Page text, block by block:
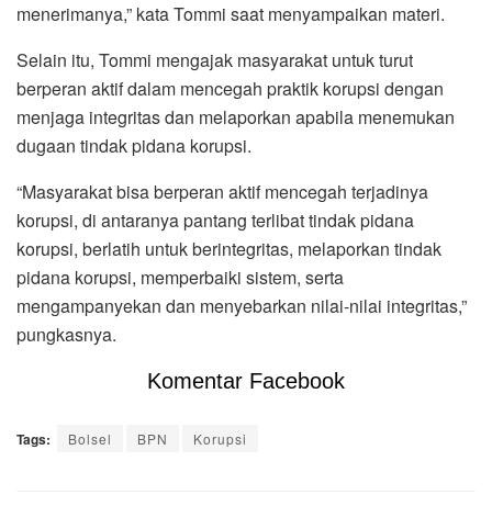
menerimanya,” kata Tommi saat menyampaikan materi.
Selain itu, Tommi mengajak masyarakat untuk turut
berperan aktif dalam mencegah praktik korupsi dengan
menjaga integritas dan melaporkan apabila menemukan
dugaan tindak pidana korupsi.
“Masyarakat bisa berperan aktif mencegah terjadinya
korupsi, di antaranya pantang terlibat tindak pidana
korupsi, berlatih untuk berintegritas, melaporkan tindak
pidana korupsi, memperbaiki sistem, serta
mengampanyekan dan menyebarkan nilai-nilai integritas,”
pungkasnya.
Komentar Facebook
Tags: Bolsel BPN Korupsi